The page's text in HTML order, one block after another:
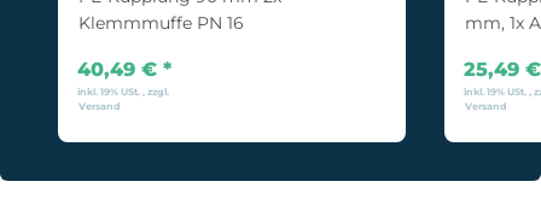
Klemmmuffe PN 16
40,49 € *
inkl. 19% USt. , zzgl.
Versand
mm, 1x
25,49
inkl. 19% USt. ,
Versand